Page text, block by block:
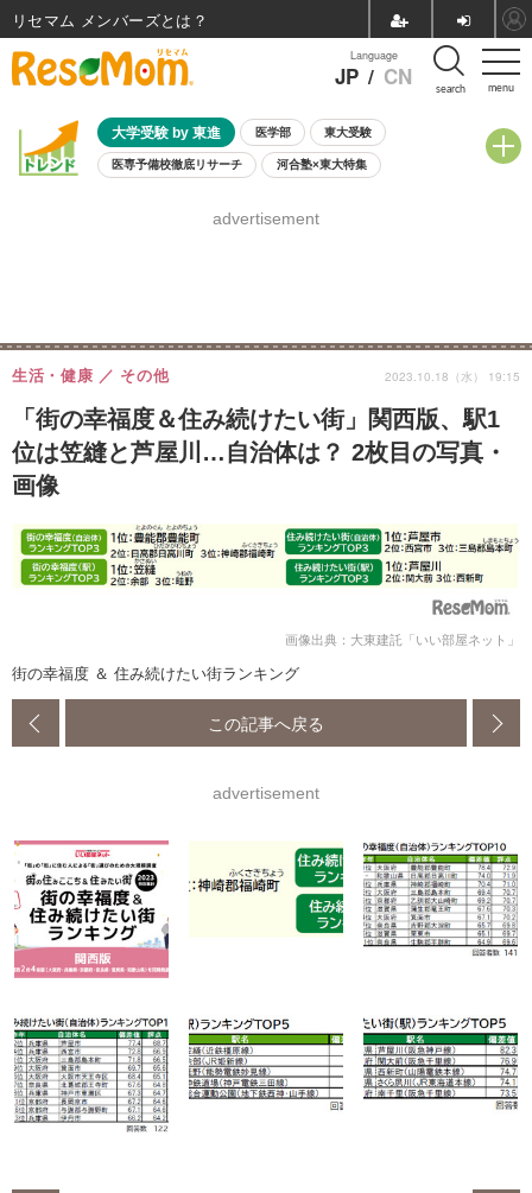
menu
Language
JP / CN search
大学受験 by 東進 医学部 東大受験
医専予備校徹底リサーチ 河合塾×東大特集
8月開催学校説明会・相談会
advertisement
「街の幸福度＆住み続けたい街」関西版、駅1
位は笠縫と芦屋川…自治体は？ 2枚目の写真・
画像
生活・健康 その他 2023.10.18（水） 19:15
画像出典：大東建託「いい部屋ネット」
街の幸福度 ＆ 住み続けたい街ランキング
この記事へ戻る
advertisement
リセマム メンバーズ